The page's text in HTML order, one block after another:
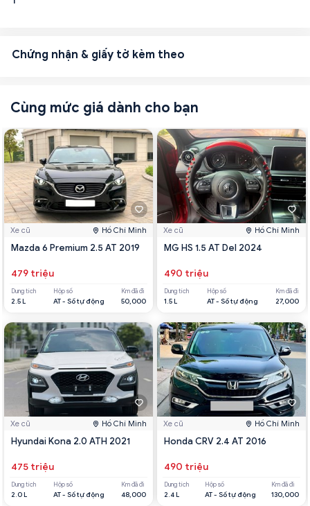
Chứng nhận & giấy tờ kèm theo
Cùng mức giá dành cho bạn
Xe cũ Hồ Chí Minh
Mazda 6 Premium 2.5 AT 2019
479 triệu
Dung tích
2.5 L
Hộp số
AT - Số tự động
Km đã đi
50,000
Xe cũ Hồ Chí Minh
Hyundai Kona 2.0 ATH 2021
475 triệu
Dung tích
2.0 L
Hộp số
AT - Số tự động
Km đã đi
48,000
Xe cũ Hồ Chí Minh
MG HS 1.5 AT Del 2024
490 triệu
Dung tích
1.5 L
Hộp số
AT - Số tự động
Km đã đi
27,000
Xe cũ Hồ Chí Minh
Honda CRV 2.4 AT 2016
490 triệu
Dung tích
2.4 L
Hộp số
AT - Số tự động
Km đã đi
130,000